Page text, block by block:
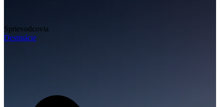
Sprievodcovia
Destinácie